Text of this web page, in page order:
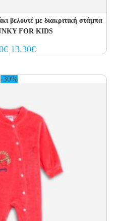
βελουτέ με διακριτική στάμπα
FOR KIDS
€ Original
price
13.30€Current
price
-30%